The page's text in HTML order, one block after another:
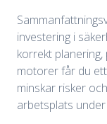
investering i
korrekt
motorer får du
minskar risker
arbetsplats